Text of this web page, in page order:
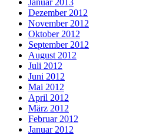
Januar 2013
Dezember 2012
November 2012
Oktober 2012
September 2012
August 2012
Juli 2012
Juni 2012
Mai 2012
April 2012
März 2012
Februar 2012
Januar 2012